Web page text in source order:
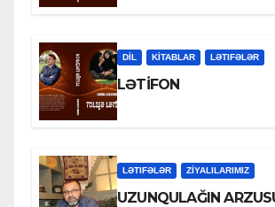
DİL KİTABLAR LƏTIFƏLƏR
LƏTİFON
LƏTIFƏLƏR ZİYALILARIMIZ
UZUNQULAĞIN